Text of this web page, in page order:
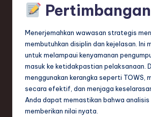
Menerjemahkan wawasan strategis
membutuhkan disiplin dan kejelasan. Ini
untuk melampaui kenyamanan
masuk ke ketidakpastian pelaksanaan.
menggunakan kerangka seperti TOWS,
secara efektif, dan menjaga
Anda dapat memastikan bahwa analisis
memberikan nilai nyata.